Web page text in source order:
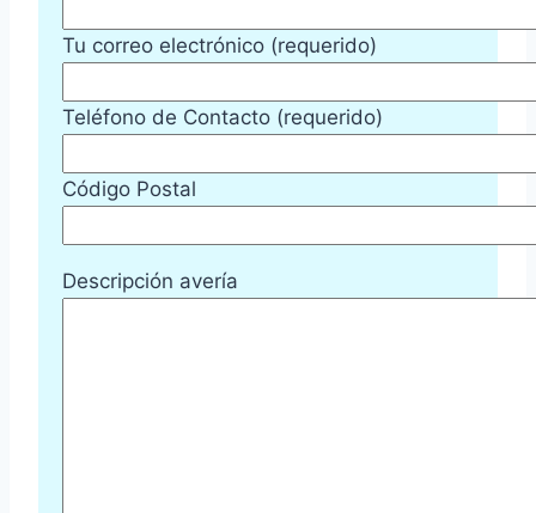
Tu correo electrónico (requerido)
Teléfono de Contacto (requerido)
Código Postal
Descripción avería